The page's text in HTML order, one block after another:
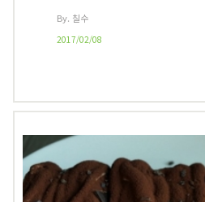
By. 칠수
2017/02/08